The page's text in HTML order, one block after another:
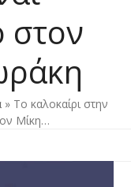
στον
» Το καλοκαίρι στην
Μίκη…